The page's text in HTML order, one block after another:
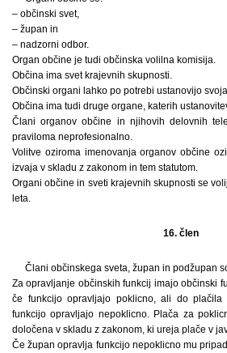
– občinski svet,
– župan in
– nadzorni odbor.
Organ občine je tudi občinska volilna komisija.
Občina ima svet krajevnih skupnosti.
Občinski organi lahko po potrebi ustanovijo
Občina ima tudi druge organe, katerih
Člani organov občine in njihovih delovnih
praviloma neprofesionalno.
Volitve oziroma imenovanja organov občine
izvaja v skladu z zakonom in tem statutom.
Organi občine in sveti krajevnih skupnosti se
leta.
16. člen
Člani občinskega sveta, župan in podžupan
Za opravljanje občinskih funkcij imajo občinski
če funkcijo opravljajo poklicno, ali do plačila
funkcijo opravljajo nepoklicno. Plača za
določena v skladu z zakonom, ki ureja plače v
Če župan opravlja funkcijo nepoklicno mu